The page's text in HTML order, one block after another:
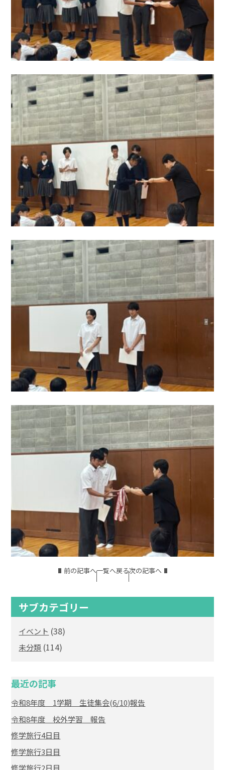
前の記事へ一覧へ戻る次の記事へ
サブカテゴリー
イベント (38)
未分類 (114)
最近の記事
令和8年度 1学期 生徒集会(6/10)報告
令和8年度 校外学習 報告
修学旅行4日目
修学旅行3日目